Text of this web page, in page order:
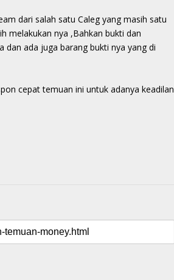
dari salah satu Caleg yang masih satu
melakukan nya ,Bahkan bukti dan
dan ada juga barang bukti nya yang di
cepat temuan ini untuk adanya keadilan